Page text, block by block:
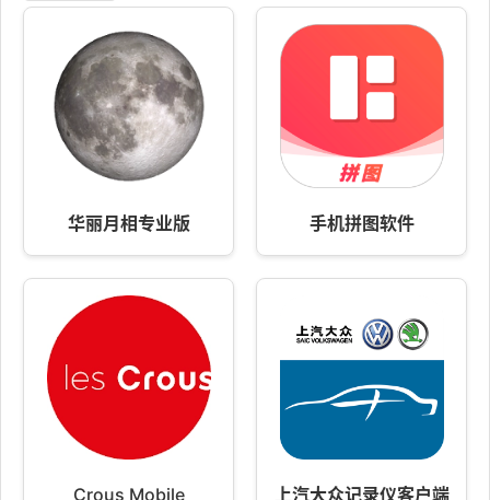
华丽月相专业版 手机拼图软件
Crous Mobile 上汽大众记录仪客户端